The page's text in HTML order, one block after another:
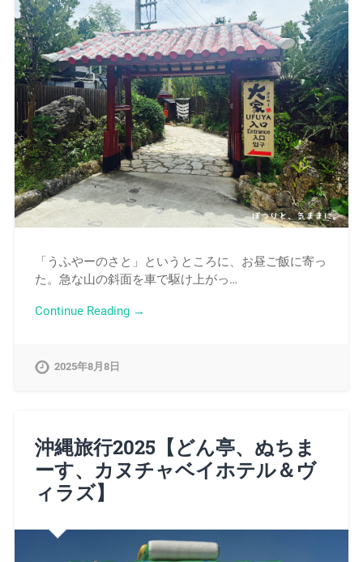
「うふやーのさと」というところに、お昼ご飯に寄っ
た。急な山の斜面を車で駆け上がっ…
Continue Reading →
2025年8月8日
沖縄旅行2025【どん亭、ぬちま
ーす、カヌチャベイホテル＆ヴ
ィラズ】